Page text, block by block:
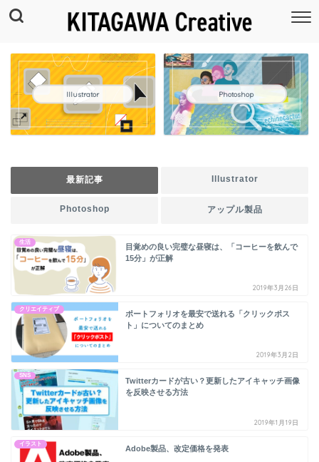
Illustrator Photoshop
最新記事 Illustrator
Photoshop アップル製品
生活
目覚めの良い完璧な昼寝は、「コーヒーを飲んで
15分」が正解
2019年3月26日
クリエイティブ
ポートフォリオを最安で送れる「クリックポス
ト」についてのまとめ
2019年3月2日
SNS
Twitterカードが古い？更新したアイキャッチ画像
を反映させる方法
2019年1月19日
イラスト
Adobe製品、改定価格を発表